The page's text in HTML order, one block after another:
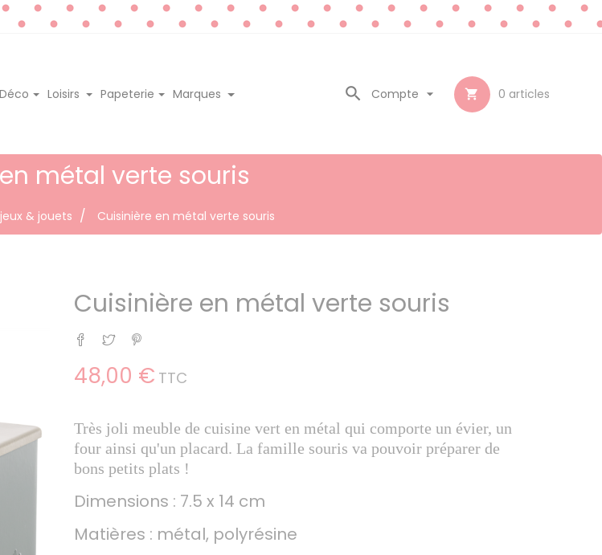
Déco Loisirs Papeterie Marques  0 articles
Compte 

métal verte souris
& jouets Cuisinière en métal verte souris
Cuisinière en métal verte souris
Partager
Tweet
48,00 € TTC
Très joli meuble de cuisine vert en métal qui comporte un évier, un
four ainsi qu'un placard. La famille souris va pouvoir préparer de
bons petits plats !
Dimensions : 7.5 x 14 cm
Matières : métal, polyrésine